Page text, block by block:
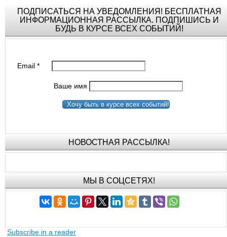
ПОДПИСАТЬСЯ НА УВЕДОМЛЕНИЯ! БЕСПЛАТНАЯ
ИНФОРМАЦИОННАЯ РАССЫЛКА. ПОДПИШИСЬ И
БУДЬ В КУРСЕ ВСЕХ СОБЫТИЙ!
Email*
Ваше имя
Хочу быть в курсе всех событий!
НОВОСТНАЯ РАССЫЛКА!
МЫ В СОЦСЕТЯХ!
Subscribe in a reader